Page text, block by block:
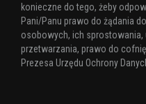
konieczne do tego, żeby
Pani/Panu prawo do żądania
osobowych, ich sprostowania,
przetwarzania, prawo do
Prezesa Urzędu Ochrony